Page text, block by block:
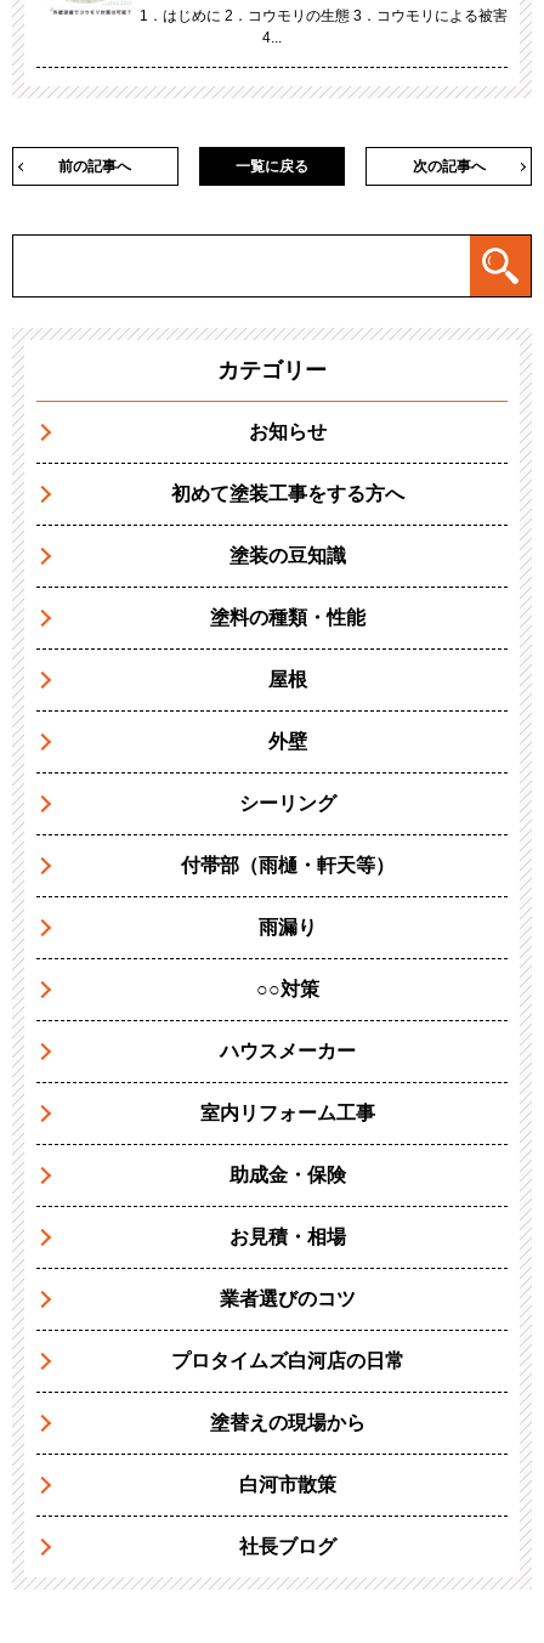
1．はじめに 2．コウモリの生態 3．コウモリによる被害
4...
前の記事へ 次の記事へ
一覧に戻る
カテゴリー
お知らせ
初めて塗装工事をする方へ
塗装の豆知識
塗料の種類・性能
屋根
外壁
シーリング
付帯部（雨樋・軒天等）
雨漏り
○○対策
ハウスメーカー
室内リフォーム工事
助成金・保険
お見積・相場
業者選びのコツ
プロタイムズ白河店の日常
塗替えの現場から
白河市散策
社長ブログ